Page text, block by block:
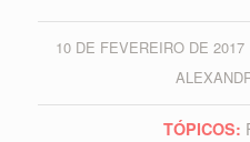
10 DE FEVEREIRO DE 2017
/
TÓPICOS: